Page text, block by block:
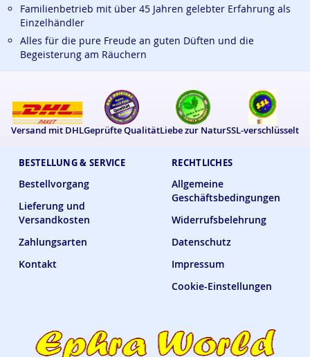
BESTELLUNG & SERVICE
Bestellvorgang
Lieferung und
Versandkosten
Zahlungsarten
Kontakt
RECHTLICHES
Allgemeine
Geschäftsbedingungen
Widerrufsbelehrung
Datenschutz
Impressum
Cookie-Einstellungen
Familienbetrieb mit über 45 Jahren gelebter Erfahrung als
Einzelhändler
Alles für die pure Freude an guten Düften und die
Begeisterung am Räuchern
Versand mit DHLGeprüfte QualitätLiebe zur NaturSSL-verschlüsselt